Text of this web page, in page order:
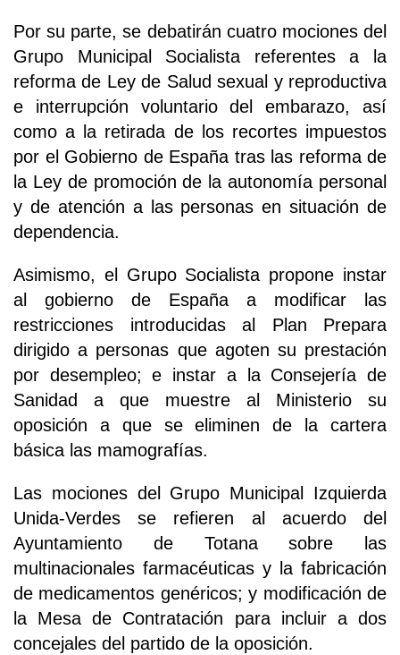
Por su parte, se debatirán cuatro mociones del
Grupo Municipal Socialista referentes a la
reforma de Ley de Salud sexual y reproductiva
e interrupción voluntario del embarazo, así
como a la retirada de los recortes impuestos
por el Gobierno de España tras las reforma de
la Ley de promoción de la autonomía personal
y de atención a las personas en situación de
dependencia.
Asimismo, el Grupo Socialista propone instar
al gobierno de España a modificar las
restricciones introducidas al Plan Prepara
dirigido a personas que agoten su prestación
por desempleo; e instar a la Consejería de
Sanidad a que muestre al Ministerio su
oposición a que se eliminen de la cartera
básica las mamografías.
Las mociones del Grupo Municipal Izquierda
Unida-Verdes se refieren al acuerdo del
Ayuntamiento de Totana sobre las
multinacionales farmacéuticas y la fabricación
de medicamentos genéricos; y modificación de
la Mesa de Contratación para incluir a dos
concejales del partido de la oposición.